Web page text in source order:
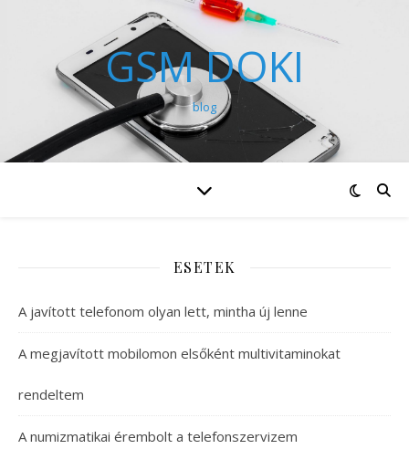
GSM DOKI
blog
ESETEK
A javított telefonom olyan lett, mintha új lenne
A megjavított mobilomon elsőként multivitaminokat
rendeltem
A numizmatikai érembolt a telefonszervizem